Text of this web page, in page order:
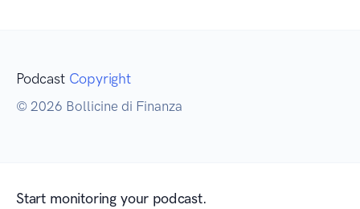
Podcast Copyright
© 2026 Bollicine di Finanza
Start monitoring your podcast.